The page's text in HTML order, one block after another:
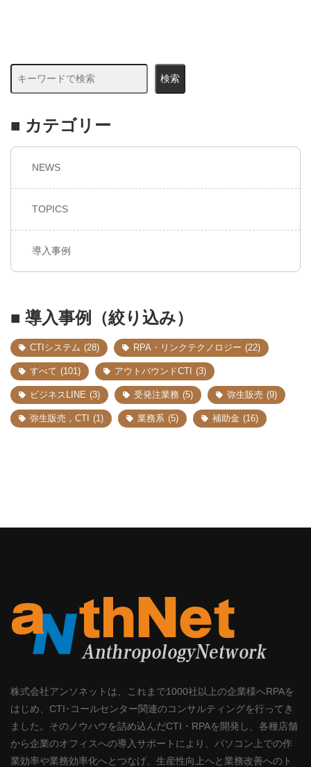
検索
■ カテゴリー
NEWS
TOPICS
導入事例
■ 導入事例（絞り込み）
CTIシステム (28) RPA・リンクテクノロジー (22)
すべて (101) アウトバウンドCTI (3)
ビジネスLINE (3) 受発注業務 (5) 弥生販売 (9)
弥生販売，CTI (1) 業務系 (5) 補助金 (16)
株式会社アンソネットは、これまで1000社以上の企業様へRPAを
はじめ、CTI･コールセンター関連のコンサルティングを行ってき
ました。そのノウハウを詰め込んだCTI・RPAを開発し、各種店舗
から企業のオフィスへの導入サポートにより、パソコン上での作
業効率や業務効率化へとつなげ、生産性向上へと業務改善へのト